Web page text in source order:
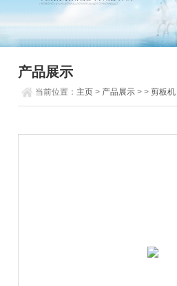
产品展示
当前位置： 主页 > 产品展示 > >剪板机